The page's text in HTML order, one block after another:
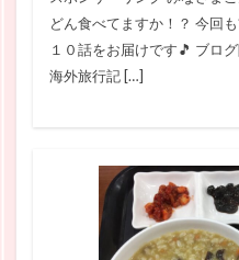
どん食べてますか！？ 今回
１０話をお届けです🎵 ブロ
海外旅行記 […]